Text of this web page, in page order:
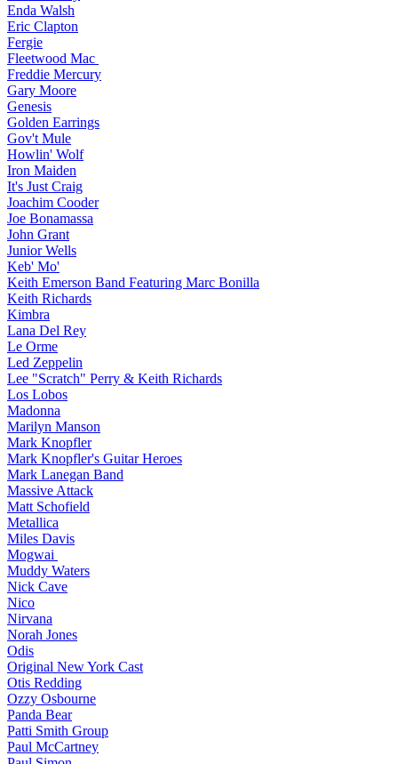
Enda Walsh
Eric Clapton
Fergie
Fleetwood Mac
Freddie Mercury
Gary Moore
Genesis
Golden Earrings
Gov't Mule
Howlin' Wolf
Iron Maiden
It's Just Craig
Joachim Cooder
Joe Bonamassa
John Grant
Junior Wells
Keb' Mo'
Keith Emerson Band Featuring Marc Bonilla
Keith Richards
Kimbra
Lana Del Rey
Le Orme
Led Zeppelin
Lee "Scratch" Perry & Keith Richards
Los Lobos
Madonna
Marilyn Manson
Mark Knopfler
Mark Knopfler's Guitar Heroes
Mark Lanegan Band
Massive Attack
Matt Schofield
Metallica
Miles Davis
Mogwai
Muddy Waters
Nick Cave
Nico
Nirvana
Norah Jones
Odis
Original New York Cast
Otis Redding
Ozzy Osbourne
Panda Bear
Patti Smith Group
Paul McCartney